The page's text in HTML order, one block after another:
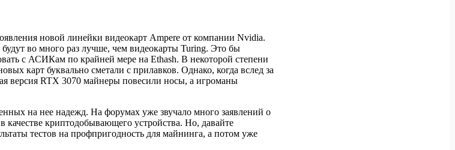
новой линейки видеокарт Ampere от компании Nvidia.
во много раз лучше, чем видеокарты Turing. Это бы
с АСИКам по крайней мере на Ethash. В некоторой степени
карт буквально сметали с прилавков. Однако, когда вслед за
версия RTX 3070 майнеры повесили носы, а игроманы
на нее надежд. На форумах уже звучало много заявлений о
качестве криптодобывающего устройства. Но, давайте
тестов на профпригодность для майнинга, а потом уже